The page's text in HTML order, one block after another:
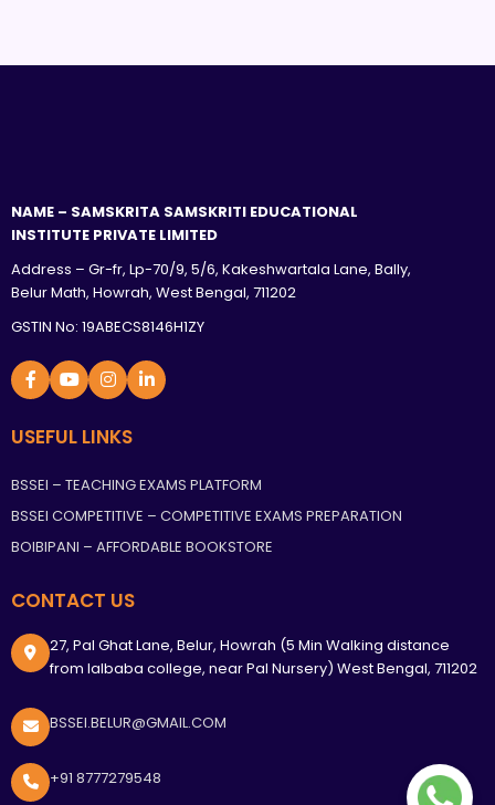
NAME – SAMSKRITA SAMSKRITI EDUCATIONAL
INSTITUTE PRIVATE LIMITED
Address – Gr-fr, Lp-70/9, 5/6, Kakeshwartala Lane, Bally,
Belur Math, Howrah, West Bengal, 711202
GSTIN No: 19ABECS8146H1ZY
USEFUL LINKS
BSSEI – TEACHING EXAMS PLATFORM
BSSEI COMPETITIVE – COMPETITIVE EXAMS PREPARATION
BOIBIPANI – AFFORDABLE BOOKSTORE
CONTACT US
27, Pal Ghat Lane, Belur, Howrah (5 Min Walking distance
from lalbaba college, near Pal Nursery) West Bengal, 711202
BSSEI.BELUR@GMAIL.COM
+91 8777279548